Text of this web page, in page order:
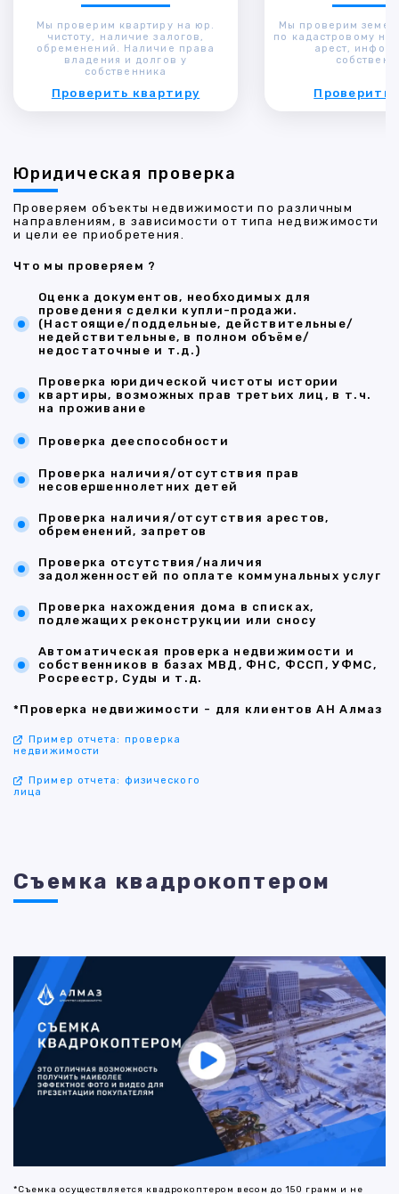
Мы проверим квартиру на юр.
чистоту, наличие залогов,
обременений. Наличие права
владения и долгов у
собственника
Проверить квартиру
Мы проверим
по кадастровому
арест,
Проверить
Юридическая проверка
Проверяем объекты недвижимости по различным
направлениям, в зависимости от типа недвижимости
и цели ее приобретения.
Что мы проверяем ?
Оценка документов, необходимых для
проведения сделки купли-продажи.
(Настоящие/поддельные, действительные/
недействительные, в полном объёме/
недостаточные и т.д.)
Проверка юридической чистоты истории
квартиры, возможных прав третьих лиц, в т.ч.
на проживание
Проверка дееспособности
Проверка наличия/отсутствия прав
несовершеннолетних детей
Проверка наличия/отсутствия арестов,
обременений, запретов
Проверка отсутствия/наличия
задолженностей по оплате коммунальных услуг
Проверка нахождения дома в списках,
подлежащих реконструкции или сносу
Автоматическая проверка недвижимости и
собственников в базах МВД, ФНС, ФССП, УФМС,
Росреестр, Суды и т.д.
*Проверка недвижимости - для клиентов АН Алмаз
Пример отчета: проверка
недвижимости
Пример отчета: физического
лица
Съемка квадрокоптером
*Съемка осуществляется квадрокоптером весом до 150 грамм и не